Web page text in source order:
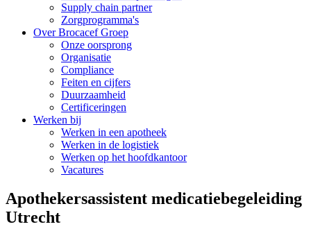
Supply chain partner
Zorgprogramma's
Over Brocacef Groep
Onze oorsprong
Organisatie
Compliance
Feiten en cijfers
Duurzaamheid
Certificeringen
Werken bij
Werken in een apotheek
Werken in de logistiek
Werken op het hoofdkantoor
Vacatures
Apothekersassistent medicatiebegeleiding
Utrecht